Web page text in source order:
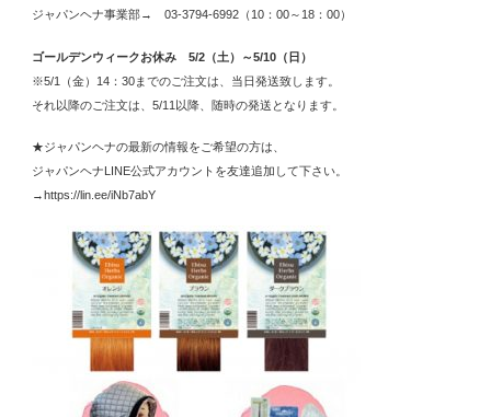
ジャパンヘナ事業部→ 03-3794-6992（10：00～18：00）
ゴールデンウィークお休み 5/2（土）～5/10（日）
※5/1（金）14：30までのご注文は、当日発送致します。
それ以降のご注文は、5/11以降、随時の発送となります。
★ジャパンヘナの最新の情報をご希望の方は、
ジャパンヘナLINE公式アカウントを友達追加して下さい。
→https://lin.ee/iNb7abY